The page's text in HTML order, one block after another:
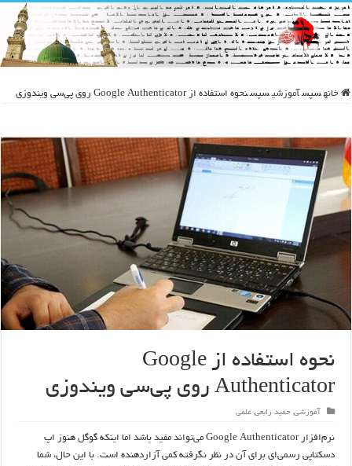
خانه سپس آموزشی سپس نحوه استفاده از Google Authenticator روی پی‌سی ویندوزی
نحوه استفاده از Google
Authenticator روی پی‌سی ویندوزی
آموزشی,حمید رابعی,علمی
نرم‌افزار Google Authenticator می‌تواند مفید باشد اما اینکه گوگل هنوز اپ
دسکتاپی رسمی‌ای برای آن در نظر نگرفته کمی آزاردهنده است. با این حال، شما